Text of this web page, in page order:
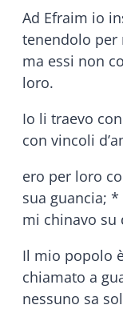
Ad Efraim io
tenendolo per
ma essi non
loro.
Io li traevo
con vincoli
ero per loro
sua guancia; *
mi chinavo su
Il mio popolo
chiamato a
nessuno sa